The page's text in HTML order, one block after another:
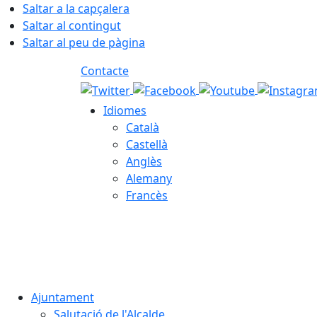
Saltar a la capçalera
Saltar al contingut
Saltar al peu de pàgina
Contacte
Idiomes
Català
Castellà
Anglès
Alemany
Francès
Ajuntament